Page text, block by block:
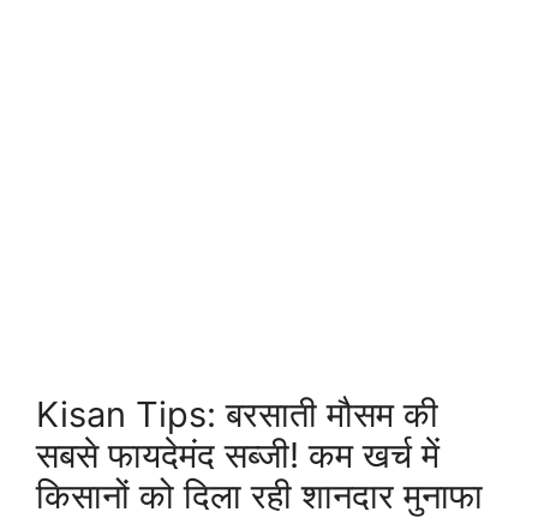
Kisan Tips: बरसाती मौसम की
सबसे फायदेमंद सब्जी! कम खर्च में
किसानों को दिला रही शानदार मुनाफा